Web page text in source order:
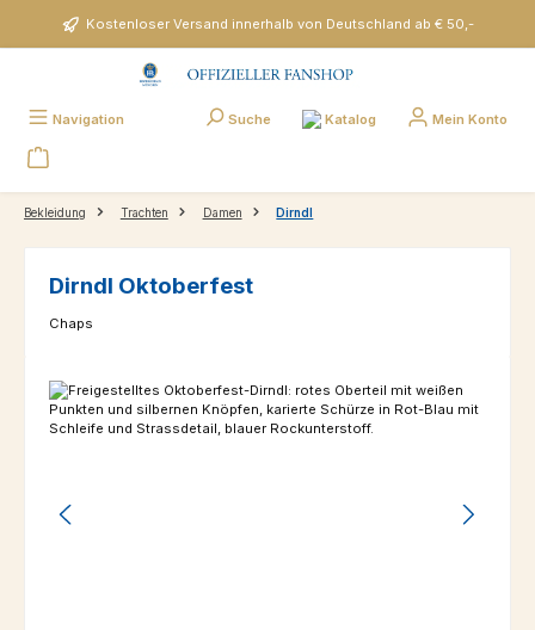
Zum Hauptinhalt springenKostenloser Versand innerhalb von Deutschland ab € 50,-
Navigation Suche Katalog Mein Konto
Bekleidung Trachten Damen Dirndl
Dirndl Oktoberfest
Chaps
Bildergalerie überspringen